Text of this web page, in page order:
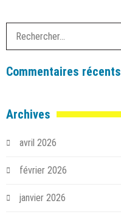
Commentaires récents
Archives
avril 2026
février 2026
janvier 2026